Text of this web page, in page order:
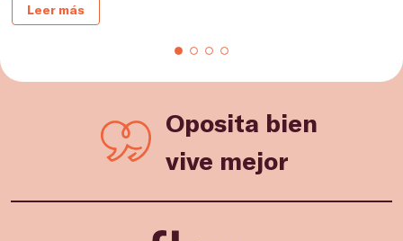
Leer más
Oposita bien
vive mejor